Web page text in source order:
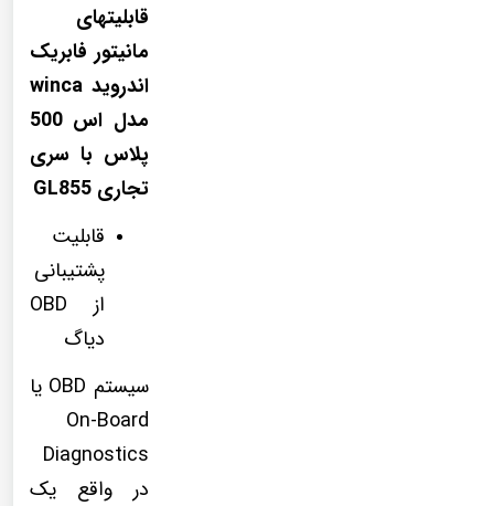
قابلیتهای
مانیتور فابریک
اندروید winca
مدل اس 500
پلاس با سری
تجاری GL855
قابلیت
پشتیبانی
از OBD
دیاگ
سیستم OBD یا
On-Board
Diagnostics
در واقع یک